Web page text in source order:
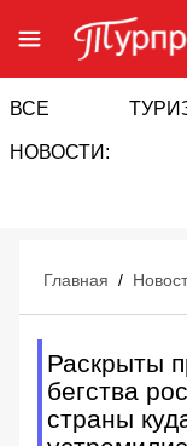
ВСЕ
НОВОСТИ:
Главная /
Раскрыты
бегства
страны